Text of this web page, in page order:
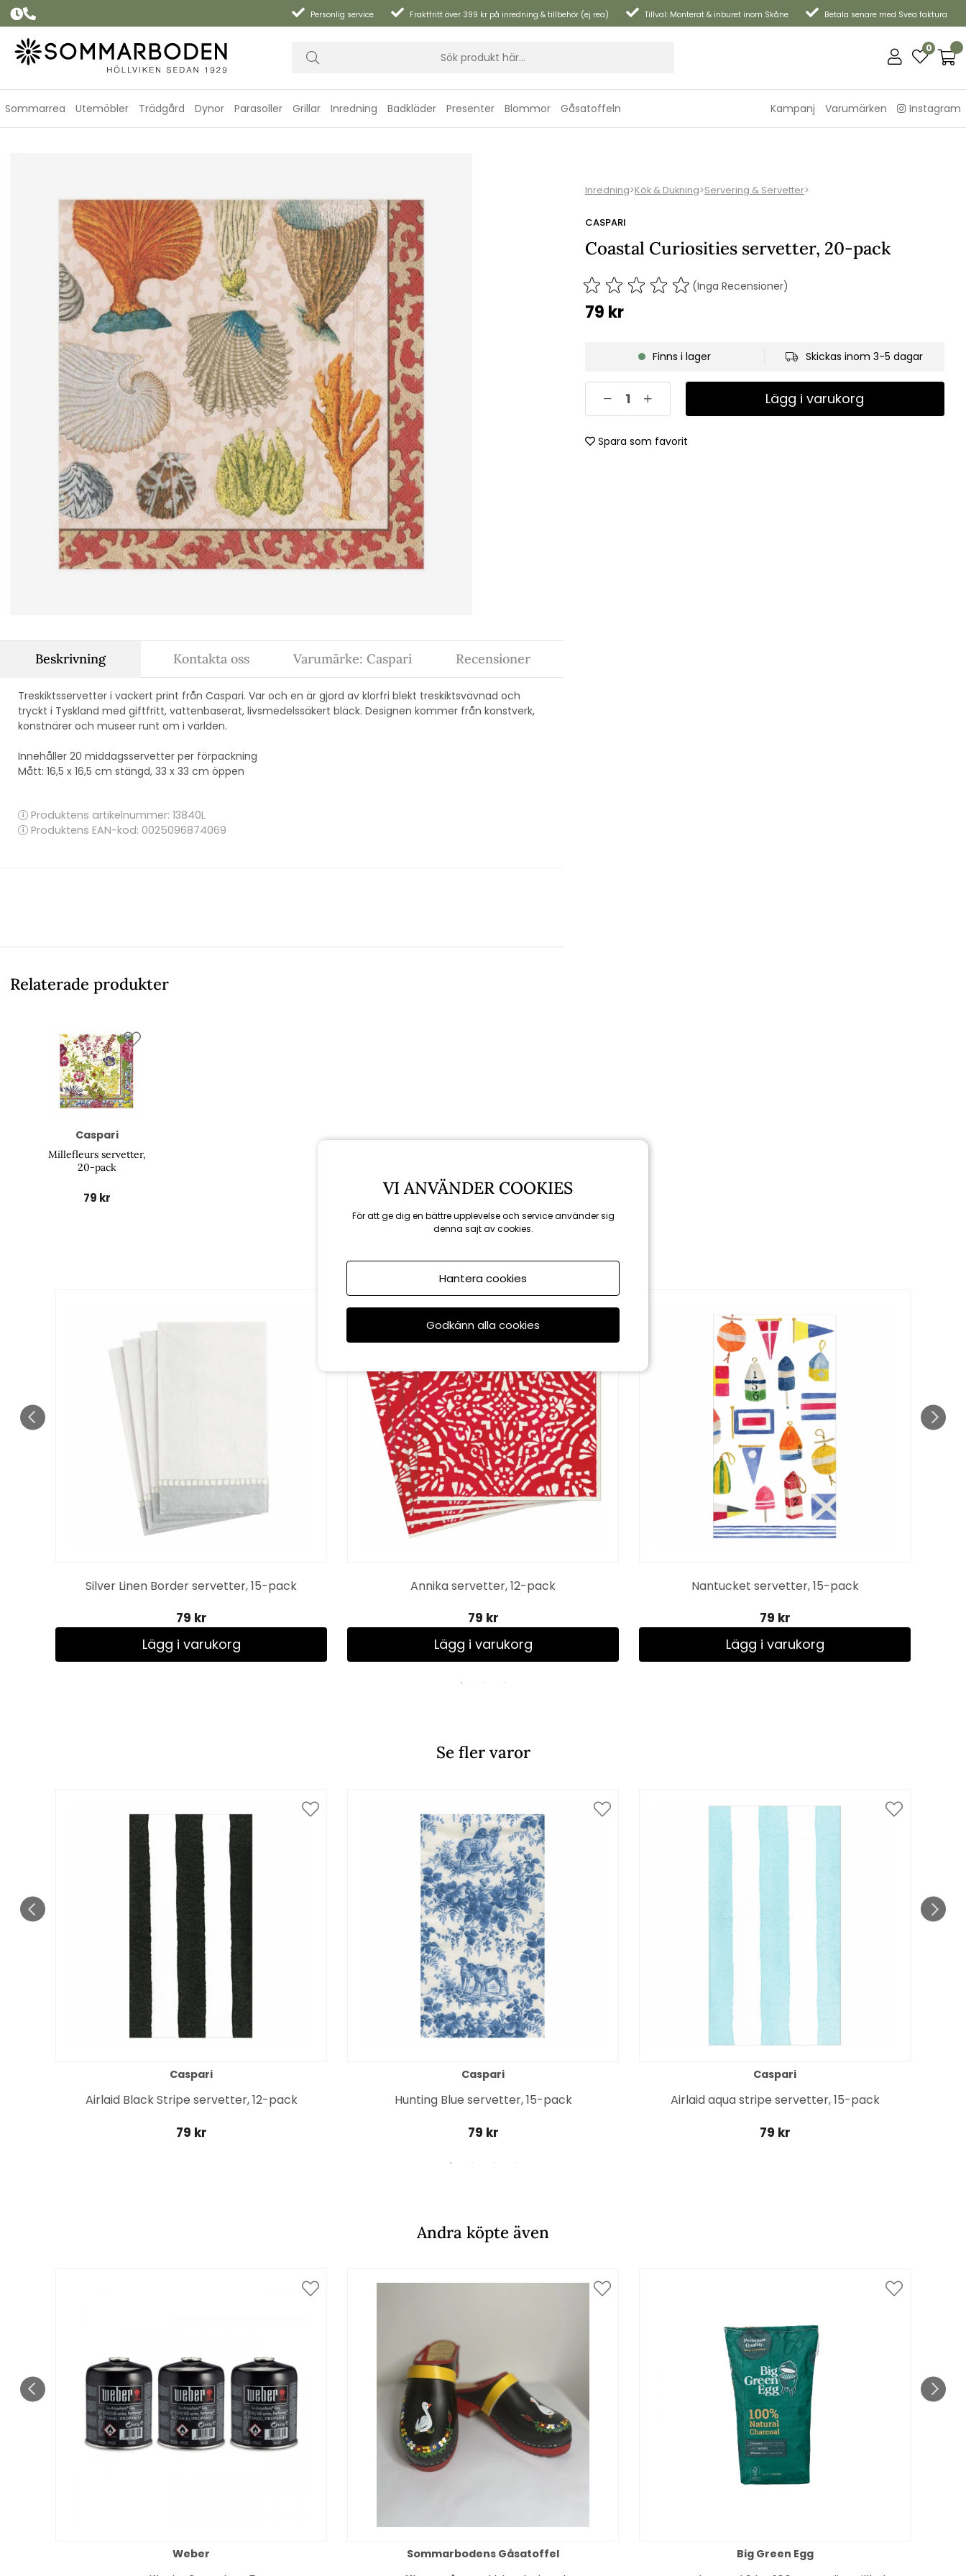
Personlig service Fraktfritt över 399 kr på inredning & tillbehör (ej rea) Tillval: Monterat & inburet inom Skåne Betala senare med Svea faktura
0
Sommarrea Utemöbler Trädgård Dynor Parasoller Grillar Inredning Badkläder Presenter Blommor Gåsatoffeln Kampanj Varumärken Instagram
Inredning>Kök & Dukning>Servering & Servetter>
CASPARI
Coastal Curiosities servetter, 20-pack
(Inga Recensioner)
79 kr
Finns i lager Skickas inom 3-5 dagar
Lägg i varukorg
Spara som favorit
Beskrivning
Treskiktsservetter i vackert print från Caspari. Var och en är gjord av klorfri blekt treskiktsvävnad och
tryckt i Tyskland med giftfritt, vattenbaserat, livsmedelssäkert bläck. Designen kommer från konstverk,
konstnärer och museer runt om i världen.
Innehåller 20 middagsservetter per förpackning
Mått: 16,5 x 16,5 cm stängd, 33 x 33 cm öppen
Produktens artikelnummer: 13840L
Produktens EAN-kod: 0025096874069
Kontakta oss Varumärke: Caspari Recensioner
Relaterade produkter
Caspari
Millefleurs servetter,
20-pack
79 kr
Silver Linen Border servetter, 15-pack
79 kr
Lägg i varukorg
Annika servetter, 12-pack
79 kr
Lägg i varukorg
Nantucket servetter, 15-pack
79 kr
Lägg i varukorg
Se fler varor
Caspari
Airlaid Black Stripe servetter, 12-pack
79 kr
Caspari
Hunting Blue servetter, 15-pack
79 kr
Caspari
Airlaid aqua stripe servetter, 15-pack
79 kr
Andra köpte även
Weber Sommarbodens Gåsatoffel Big Green Egg
VI ANVÄNDER COOKIES
För att ge dig en bättre upplevelse och service använder sig
denna sajt av cookies.
Hantera cookies
Godkänn alla cookies